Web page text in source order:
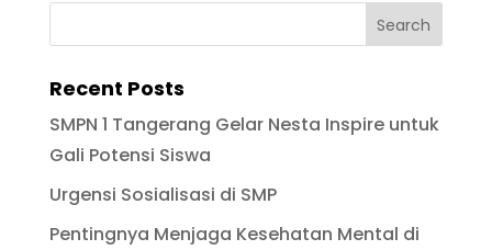
Recent Posts
SMPN 1 Tangerang Gelar Nesta Inspire untuk
Gali Potensi Siswa
Urgensi Sosialisasi di SMP
Pentingnya Menjaga Kesehatan Mental di